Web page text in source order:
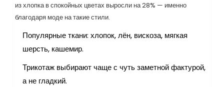
из хлопка в спокойных цветах выросли на 28% — именно
благодаря моде на такие стили.
Популярные ткани: хлопок, лён, вискоза, мягкая
шерсть, кашемир.
Трикотаж выбирают чаще с чуть заметной фактурой,
а не гладкий.